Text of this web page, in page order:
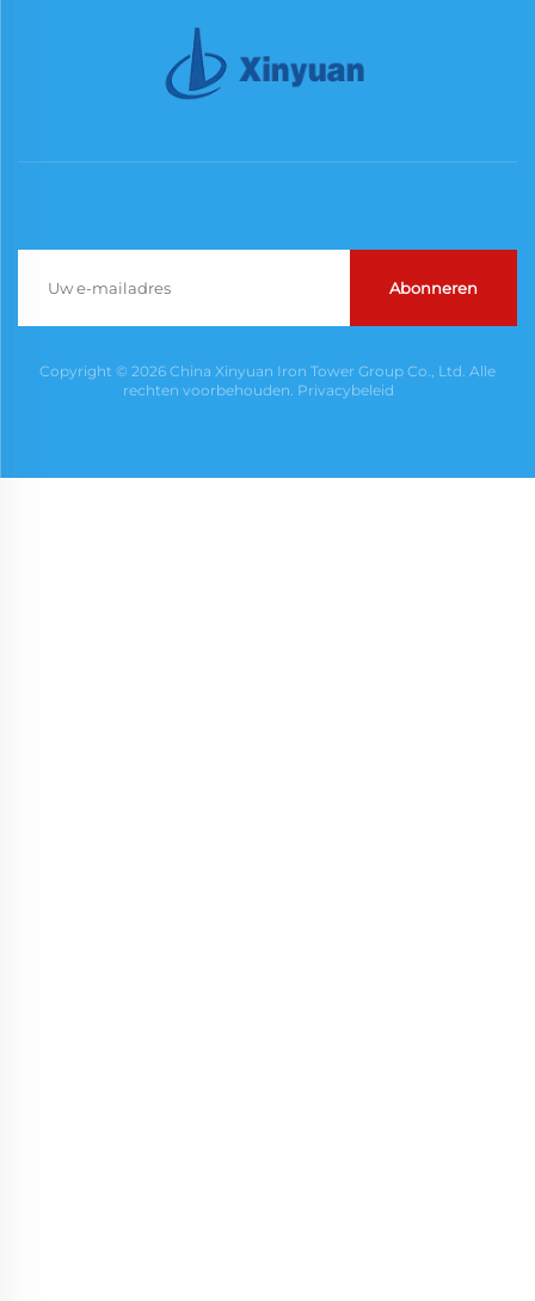
Abonneren
Copyright © 2026 China Xinyuan Iron Tower Group Co., Ltd. Alle
rechten voorbehouden. Privacybeleid